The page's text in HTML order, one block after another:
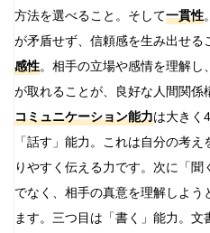
方法を選べること。そして一貫性
が矛盾せず、信頼感を生み出せ
感性。相手の立場や感情を理解し
が取れることが、良好な人間関係
コミュニケーション能力は大きく
「話す」能力。これは自分の考
りやすく伝える力です。次に「
でなく、相手の真意を理解しよ
ます。三つ目は「書く」能力。